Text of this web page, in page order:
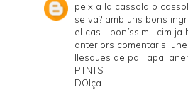
peix a la cassola o
se va? amb uns bons
el cas... boníssim i cim ja
anteriors comentaris,
llesques de pa i apa,
PTNTS
DOlça